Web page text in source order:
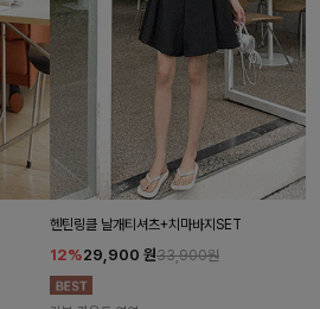
헨틴링클 날개티셔츠+치마바지SET
12%29,900 원33,900원